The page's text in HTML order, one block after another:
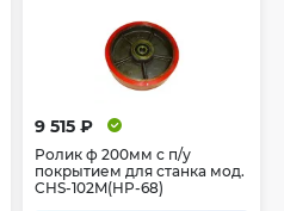
9 515 ₽
Ролик ф 200мм с п/у
покрытием для станка мод.
CHS-102M(HP-68)